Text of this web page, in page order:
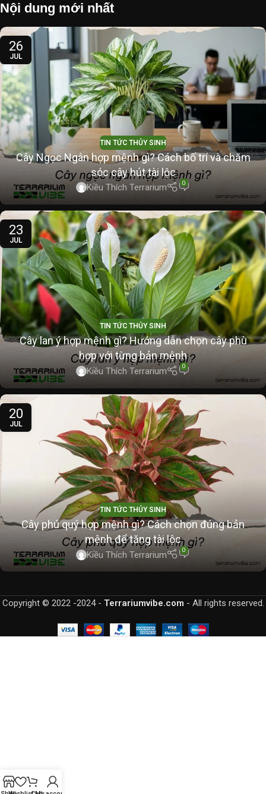
Nội dung mới nhất
26
JUL
TIN TỨC THỦY SINH
Cây Ngọc Ngân hợp mệnh gì? Cách bố trí và chăm
sóc cây hút tài lộc
Kiều Thích Terrarium 0
23
JUL
TIN TỨC THỦY SINH
Cây lan ý hợp mệnh gì? Hướng dẫn chọn cây phù
hợp với từng bản mệnh
Kiều Thích Terrarium 0
20
JUL
TIN TỨC THỦY SINH
Cây phú quý hợp mệnh gì? Cách chọn đúng bản
mệnh để tăng tài lộc
Kiều Thích Terrarium 0
Copyright © 2022 -2024 - Terrariumvibe.com - All rights reserved.